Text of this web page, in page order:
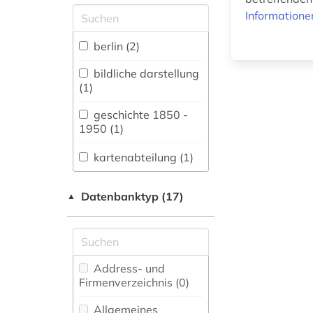
Allgemeine und
vergleichende Sprach-
und
Literaturwissenschaft.
Indogermanistik.
Außereuropäische
Literaturen (0)
Amerikanistik (0)
Vermessungswesen (0)
Biologie,
Biotechnologie (0)
Buch- und
berlin (2)
bildliche darstellung
(1)
geschichte 1850 -
1950 (1)
kartenabteilung (1)
motiv (1)
musikalie (1)
musikdruck (1)
▲ Datenbanktyp (17)
Address- und
Firmenverzeichnis (0)
Allgemeines